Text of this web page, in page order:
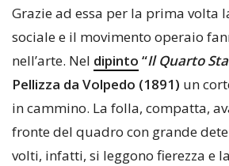
Grazie ad essa per la prima volta
sociale e il movimento operaio
nell’arte. Nel dipinto “Il Quarto
Pellizza da Volpedo (1891) un
in cammino. La folla, compatta,
fronte del quadro con grande
volti, infatti, si leggono fierezza e